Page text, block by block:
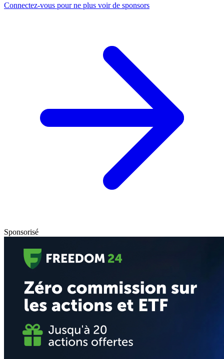
Connectez-vous pour ne plus voir de sponsors
Sponsorisé